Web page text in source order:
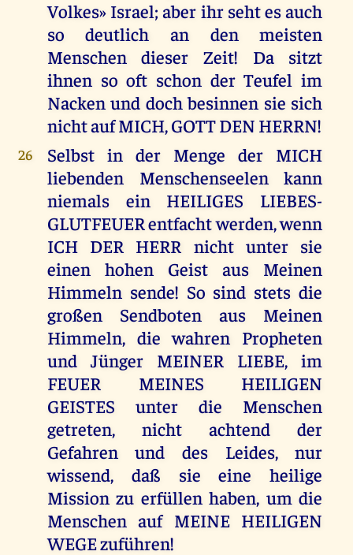
Volkes» Israel; aber ihr seht es auch
so deutlich an den meisten
Menschen dieser Zeit! Da sitzt
ihnen so oft schon der Teufel im
Nacken und doch besinnen sie sich
nicht auf MICH, GOTT DEN HERRN!
26
Selbst in der Menge der MICH
liebenden Menschenseelen kann
niemals ein HEILIGES LIEBES-
GLUTFEUER entfacht werden, wenn
ICH DER HERR nicht unter sie
einen hohen Geist aus Meinen
Himmeln sende! So sind stets die
großen Sendboten aus Meinen
Himmeln, die wahren Propheten
und Jünger MEINER LIEBE, im
FEUER MEINES HEILIGEN
GEISTES unter die Menschen
getreten, nicht achtend der
Gefahren und des Leides, nur
wissend, daß sie eine heilige
Mission zu erfüllen haben, um die
Menschen auf MEINE HEILIGEN
WEGE zuführen!